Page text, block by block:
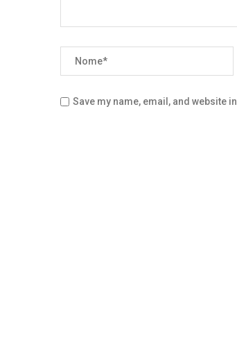
Save my name, email, and website